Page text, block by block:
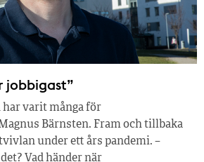
jobbigast”
har varit många för
Bärnsten. Fram och tillbaka
under ett års pandemi. –
Vad händer när